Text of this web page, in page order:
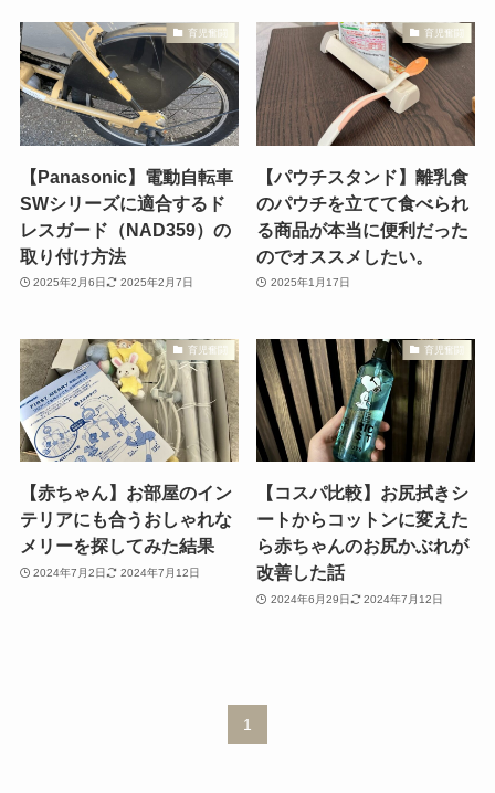
育児奮闘
【Panasonic】電動自転車
SWシリーズに適合するド
レスガード（NAD359）の
取り付け方法
2025年2月6日 2025年2月7日
育児奮闘
【パウチスタンド】離乳食
のパウチを立てて食べられ
る商品が本当に便利だった
のでオススメしたい。
2025年1月17日
育児奮闘
【赤ちゃん】お部屋のイン
テリアにも合うおしゃれな
メリーを探してみた結果
2024年7月2日 2024年7月12日
育児奮闘
【コスパ比較】お尻拭きシ
ートからコットンに変えた
ら赤ちゃんのお尻かぶれが
改善した話
2024年6月29日 2024年7月12日
1